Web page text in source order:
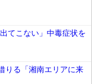
てこない」中毒症状を
りる「湘南エリアに来